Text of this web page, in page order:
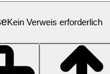
Kein Verweis erforderlich